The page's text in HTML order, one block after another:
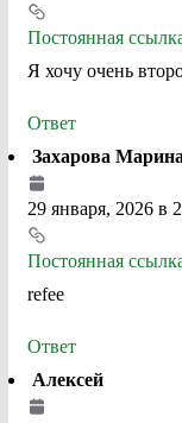
Постоянная
Я хочу очень
Ответ
Захарова
29 января, 2026 в
Постоянная
refee
Ответ
Алексей